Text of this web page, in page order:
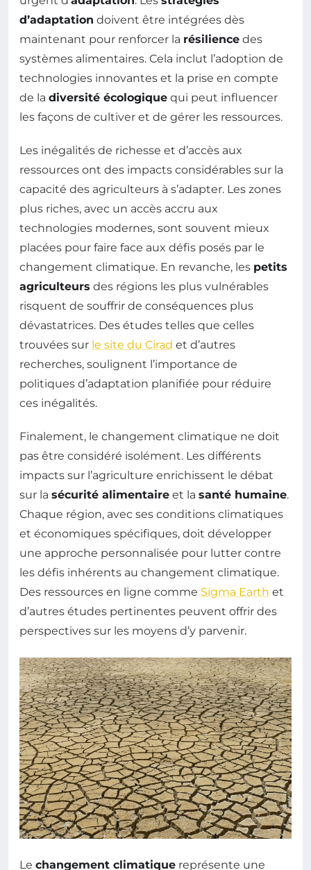
d’adaptation doivent être intégrées dès
maintenant pour renforcer la résilience des
systèmes alimentaires. Cela inclut l’adoption de
technologies innovantes et la prise en compte
de la diversité écologique qui peut influencer
les façons de cultiver et de gérer les ressources.
Les inégalités de richesse et d’accès aux
ressources ont des impacts considérables sur la
capacité des agriculteurs à s’adapter. Les zones
plus riches, avec un accès accru aux
technologies modernes, sont souvent mieux
placées pour faire face aux défis posés par le
changement climatique. En revanche, les petits
agriculteurs des régions les plus vulnérables
risquent de souffrir de conséquences plus
dévastatrices. Des études telles que celles
trouvées sur le site du Cirad et d’autres
recherches, soulignent l’importance de
politiques d’adaptation planifiée pour réduire
ces inégalités.
Finalement, le changement climatique ne doit
pas être considéré isolément. Les différents
impacts sur l’agriculture enrichissent le débat
sur la sécurité alimentaire et la santé humaine.
Chaque région, avec ses conditions climatiques
et économiques spécifiques, doit développer
une approche personnalisée pour lutter contre
les défis inhérents au changement climatique.
Des ressources en ligne comme Sigma Earth et
d’autres études pertinentes peuvent offrir des
perspectives sur les moyens d’y parvenir.
Le changement climatique représente une